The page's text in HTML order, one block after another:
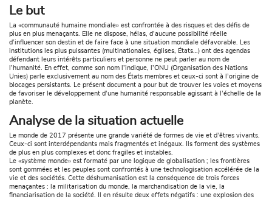
Le but
La «communauté humaine mondiale» est confrontée à des risques et des défis de
plus en plus menaçants. Elle ne dispose, hélas, d’aucune possibilité réelle
d’influencer son destin et de faire face à une situation mondiale défavorable. Les
institutions les plus puissantes (multinationales, églises, États…) ont des agendas
défendant leurs intérêts particuliers et personne ne peut parler au nom de
l’humanité. En effet, comme son nom l’indique, l’ONU (Organisation des Nations
Unies) parle exclusivement au nom des États membres et ceux-ci sont à l’origine de
blocages persistants. Le présent document a pour but de trouver les voies et moyens
de favoriser le développement d’une humanité responsable agissant à l’échelle de la
planète.
Analyse de la situation actuelle
Le monde de 2017 présente une grande variété de formes de vie et d’êtres vivants.
Ceux-ci sont interdépendants mais fragmentés et inégaux. Ils forment des systèmes
de plus en plus complexes et donc fragiles et instables.
Le «système monde» est formaté par une logique de globalisation ; les frontières
sont gommées et les peuples sont confrontés à une technologisation accélérée de la
vie et des sociétés. Cette déshumanisation est la conséquence de trois forces
menaçantes : la militarisation du monde, la marchandisation de la vie, la
financiarisation de la société. Il en résulte deux effets négatifs : une explosion des